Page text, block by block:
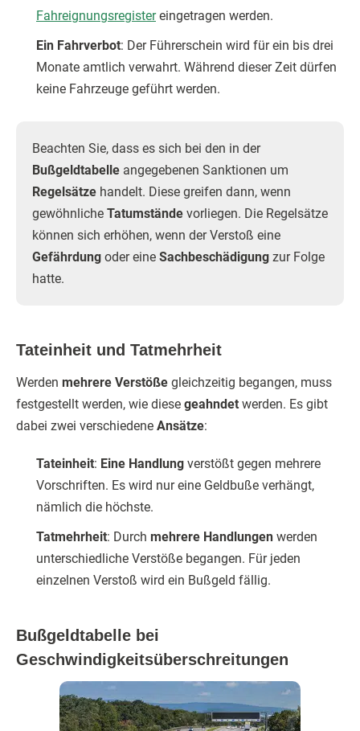
Fahreignungsregistereingetragen werden.
Ein Fahrverbot: Der Führerschein wird für ein bis drei
Monate amtlich verwahrt. Während dieser Zeit dürfen
keine Fahrzeuge geführt werden.
Beachten Sie, dass es sich bei den in der
Bußgeldtabelle angegebenen Sanktionen um
Regelsätze handelt. Diese greifen dann, wenn
gewöhnliche Tatumstände vorliegen. Die Regelsätze
können sich erhöhen, wenn der Verstoß eine
Gefährdung oder eine Sachbeschädigung zur Folge
hatte.
Tateinheit und Tatmehrheit
Werden mehrere Verstöße gleichzeitig begangen, muss
festgestellt werden, wie diese geahndet werden. Es gibt
dabei zwei verschiedene Ansätze:
Tateinheit: Eine Handlung verstößt gegen mehrere
Vorschriften. Es wird nur eine Geldbuße verhängt,
nämlich die höchste.
Tatmehrheit: Durch mehrere Handlungen werden
unterschiedliche Verstöße begangen. Für jeden
einzelnen Verstoß wird ein Bußgeld fällig.
Bußgeldtabelle bei
Geschwindigkeitsüberschreitungen